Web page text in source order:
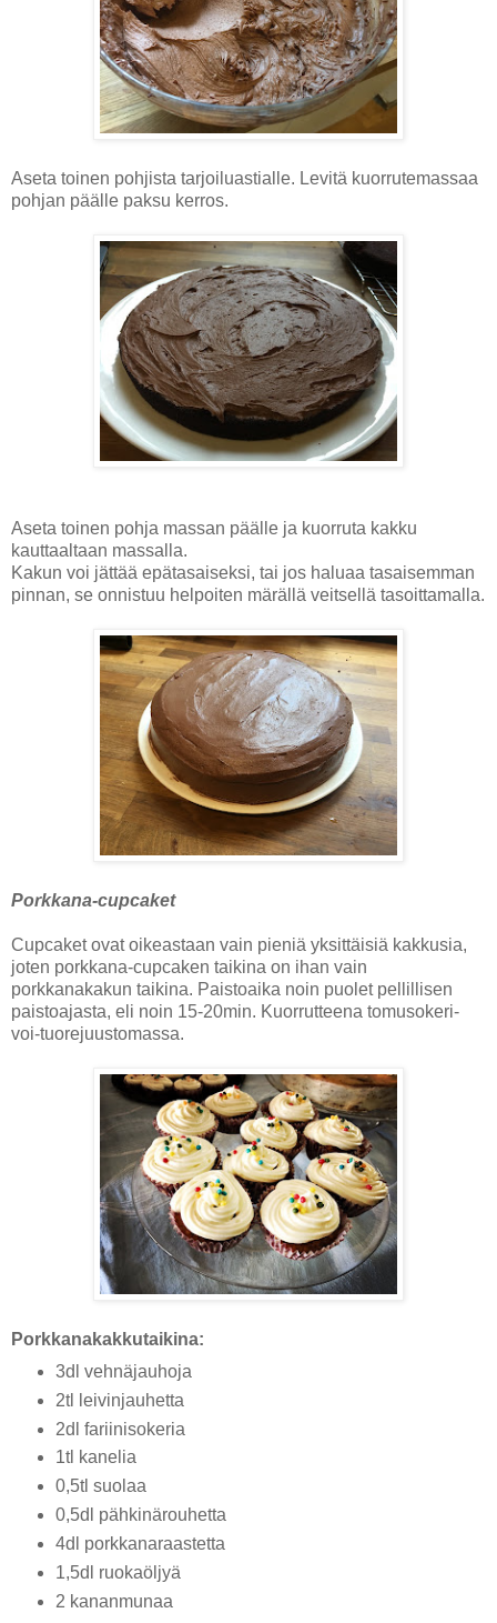
Aseta toinen pohjista tarjoiluastialle. Levitä kuorrutemassaa
pohjan päälle paksu kerros.
Aseta toinen pohja massan päälle ja kuorruta kakku
kauttaaltaan massalla.
Kakun voi jättää epätasaiseksi, tai jos haluaa tasaisemman
pinnan, se onnistuu helpoiten märällä veitsellä tasoittamalla.
Porkkana-cupcaket
Cupcaket ovat oikeastaan vain pieniä yksittäisiä kakkusia,
joten porkkana-cupcaken taikina on ihan vain
porkkanakakun taikina. Paistoaika noin puolet pellillisen
paistoajasta, eli noin 15-20min. Kuorrutteena tomusokeri-
voi-tuorejuustomassa.
Porkkanakakkutaikina:
3dl vehnäjauhoja
2tl leivinjauhetta
2dl fariinisokeria
1tl kanelia
0,5tl suolaa
0,5dl pähkinärouhetta
4dl porkkanaraastetta
1,5dl ruokaöljyä
2 kananmunaa